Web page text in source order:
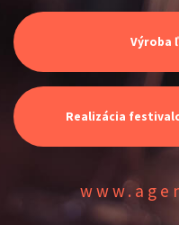
Juraj Šoko
Výroba
Realizácia